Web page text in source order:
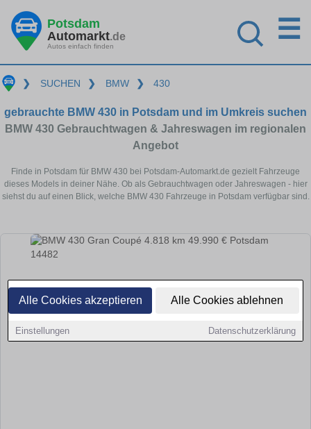
Alle Cookies akzeptieren Alle Cookies ablehnen
Einstellungen Datenschutzerklärung
Potsdam
Automarkt.de
Autos einfach finden
☰
❯ SUCHEN ❯ BMW ❯ 430
gebrauchte BMW 430 in Potsdam und im Umkreis suchen
BMW 430 Gebrauchtwagen & Jahreswagen im regionalen
Angebot
Finde in Potsdam für BMW 430 bei Potsdam-Automarkt.de gezielt Fahrzeuge
dieses Models in deiner Nähe. Ob als Gebrauchtwagen oder Jahreswagen - hier
siehst du auf einen Blick, welche BMW 430 Fahrzeuge in Potsdam verfügbar sind.